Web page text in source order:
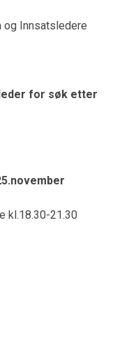
og Innsatsledere
for søk etter
kl.18.30-21.30